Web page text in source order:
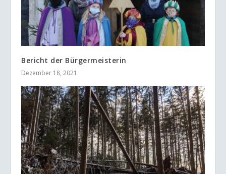
Bericht der Bürgermeisterin
Dezember 18, 2021